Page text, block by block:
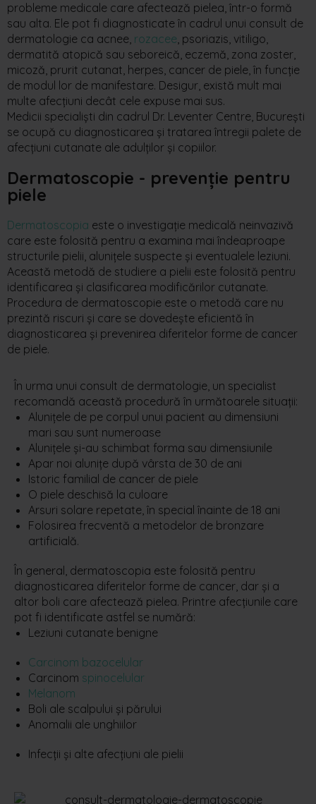
probleme medicale care afectează pielea, într-o formă
sau alta. Ele pot fi diagnosticate în cadrul unui consult de
dermatologie ca acnee, rozacee, psoriazis, vitiligo,
dermatită atopică sau seboreică, eczemă, zona zoster,
micoză, prurit cutanat, herpes, cancer de piele, în funcție
de modul lor de manifestare. Desigur, există mult mai
multe afecțiuni decât cele expuse mai sus.
Medicii specialiști din cadrul Dr. Leventer Centre, București
se ocupă cu diagnosticarea și tratarea întregii palete de
afecțiuni cutanate ale adulților și copiilor.
Dermatoscopie - prevenție pentru
piele
Dermatoscopia este o investigație medicală neinvazivă
care este folosită pentru a examina mai îndeaproape
structurile pielii, alunițele suspecte și eventualele leziuni.
Această metodă de studiere a pielii este folosită pentru
identificarea și clasificarea modificărilor cutanate.
Procedura de dermatoscopie este o metodă care nu
prezintă riscuri și care se dovedește eficientă în
diagnosticarea și prevenirea diferitelor forme de cancer
de piele.
În urma unui consult de dermatologie, un specialist
recomandă această procedură în următoarele situații:
Alunițele de pe corpul unui pacient au dimensiuni
mari sau sunt numeroase
Alunițele și-au schimbat forma sau dimensiunile
Apar noi alunițe după vârsta de 30 de ani
Istoric familial de cancer de piele
O piele deschisă la culoare
Arsuri solare repetate, în special înainte de 18 ani
Folosirea frecventă a metodelor de bronzare
artificială.
În general, dermatoscopia este folosită pentru
diagnosticarea diferitelor forme de cancer, dar și a
altor boli care afectează pielea. Printre afecțiunile care
pot fi identificate astfel se numără:
Leziuni cutanate benigne
Carcinom bazocelular
Carcinom spinocelular
Melanom
Boli ale scalpului și părului
Anomalii ale unghiilor
Infecții și alte afecțiuni ale pielii